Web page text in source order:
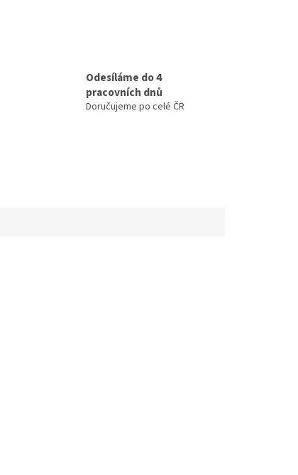
Odesíláme do 4
pracovních dnů
Doručujeme po celé ČR